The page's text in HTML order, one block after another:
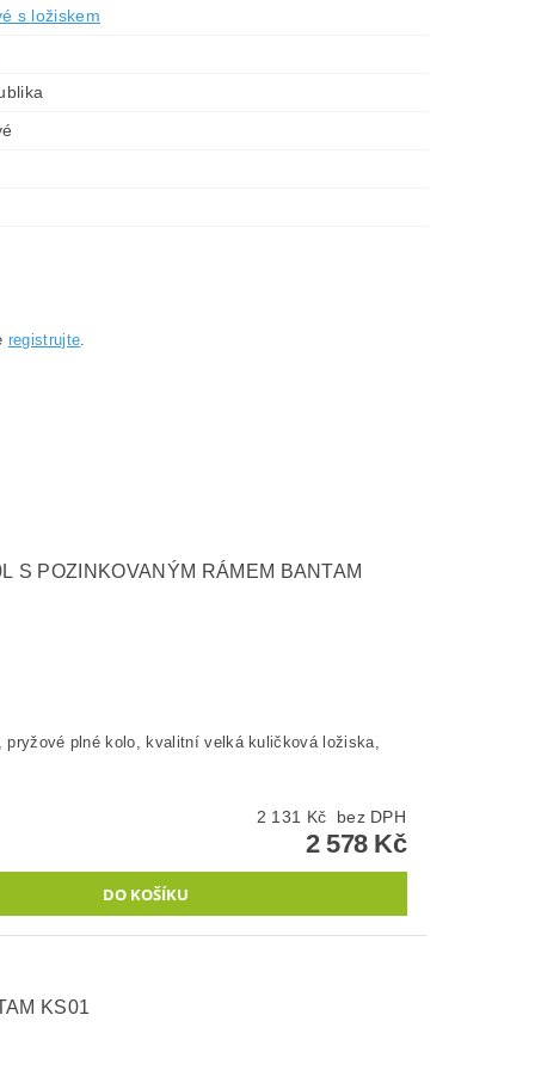
s ložiskem
registrujte.
S POZINKOVANÝM RÁMEM BANTAM
plné kolo, kvalitní velká kuličková ložiska,
2 131 Kč bez DPH
2 578 Kč
KS01